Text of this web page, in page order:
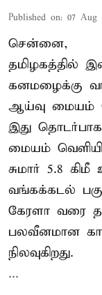
Published on: 07 Aug
சென்னை,
தமிழகத்தில்
கனமழைக்கு
ஆய்வு மையம்
இது
மையம்
சுமார் 5.8
வங்கக்கடல்
கேரளா வரை
பலவீனமான
நிலவுகிறது.
...